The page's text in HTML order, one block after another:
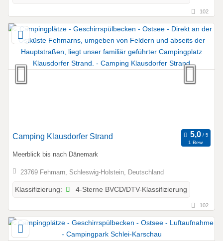
102
Camping Klausdorfer Strand
1 Bew.
Meerblick bis nach Dänemark
23769 Fehmarn, Schleswig-Holstein, Deutschland
Klassifizierung: 4-Sterne BVCD/DTV-Klassifizierung
102